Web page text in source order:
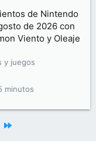
de Nintendo
de 2026 con
Viento y Oleaje
y juegos
minutos